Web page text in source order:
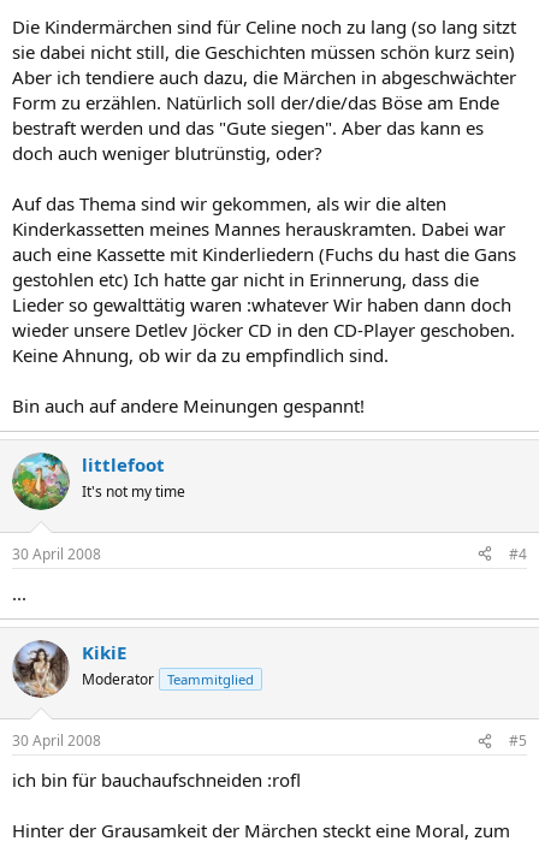
Die Kindermärchen sind für Celine noch zu lang (so lang sitzt
sie dabei nicht still, die Geschichten müssen schön kurz sein)
Aber ich tendiere auch dazu, die Märchen in abgeschwächter
Form zu erzählen. Natürlich soll der/die/das Böse am Ende
bestraft werden und das "Gute siegen". Aber das kann es
doch auch weniger blutrünstig, oder?
Auf das Thema sind wir gekommen, als wir die alten
Kinderkassetten meines Mannes herauskramten. Dabei war
auch eine Kassette mit Kinderliedern (Fuchs du hast die Gans
gestohlen etc) Ich hatte gar nicht in Erinnerung, dass die
Lieder so gewalttätig waren :whatever Wir haben dann doch
wieder unsere Detlev Jöcker CD in den CD-Player geschoben.
Keine Ahnung, ob wir da zu empfindlich sind.
Bin auch auf andere Meinungen gespannt!
littlefoot
It's not my time
30 April 2008 #4
...
KikiE
Moderator Teammitglied
30 April 2008 #5
ich bin für bauchaufschneiden :rofl
Hinter der Grausamkeit der Märchen steckt eine Moral, zum